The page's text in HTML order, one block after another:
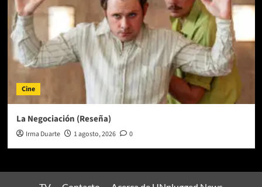
Cine
La Negociación (Reseña)
Irma Duarte 1 agosto, 2026 0